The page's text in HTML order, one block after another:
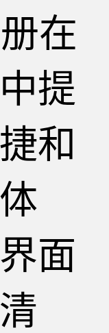
在
提
和
面